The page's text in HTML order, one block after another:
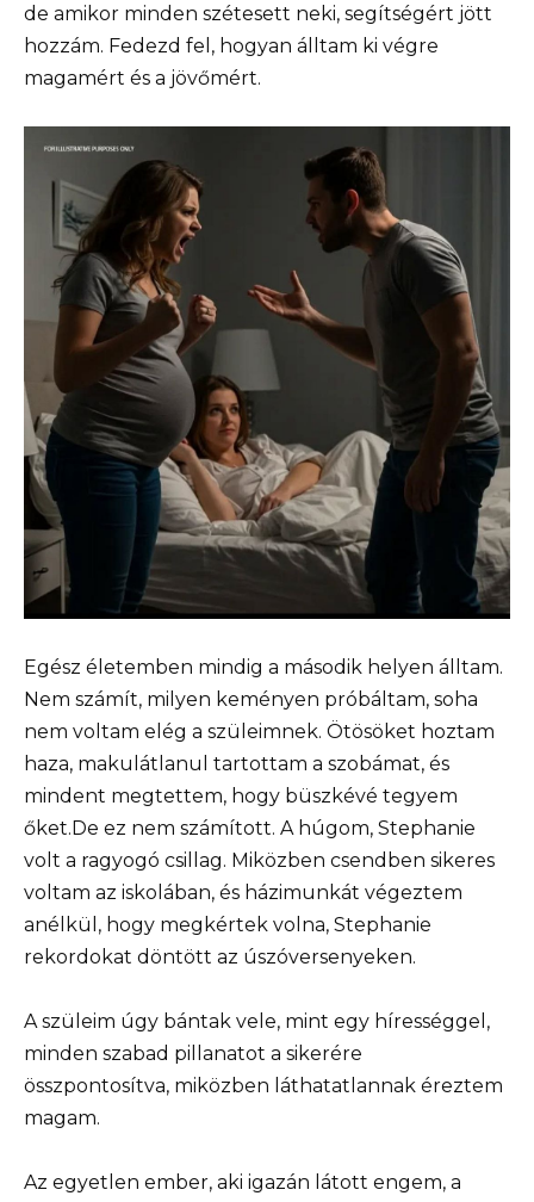
de amikor minden szétesett neki, segítségért jött
hozzám. Fedezd fel, hogyan álltam ki végre
magamért és a jövőmért.
Egész életemben mindig a második helyen álltam.
Nem számít, milyen keményen próbáltam, soha
nem voltam elég a szüleimnek. Ötösöket hoztam
haza, makulátlanul tartottam a szobámat, és
mindent megtettem, hogy büszkévé tegyem
őket.De ez nem számított. A húgom, Stephanie
volt a ragyogó csillag. Miközben csendben sikeres
voltam az iskolában, és házimunkát végeztem
anélkül, hogy megkértek volna, Stephanie
rekordokat döntött az úszóversenyeken.
A szüleim úgy bántak vele, mint egy hírességgel,
minden szabad pillanatot a sikerére
összpontosítva, miközben láthatatlannak éreztem
magam.
Az egyetlen ember, aki igazán látott engem, a